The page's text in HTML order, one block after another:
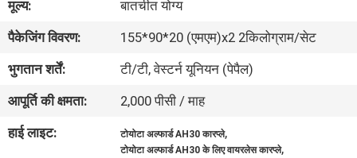
भ्रमण
गुणवत्ता
नियंत्रण
संपर्क
मूल्य:
बातचीत योग्य
पैकेजिंग विवरण:
155*90*20 (एमएम)x2 2किलोग्राम/सेट
भुगतान शर्तें:
टी/टी, वेस्टर्न यूनियन (पेपैल)
आपूर्ति की क्षमता:
2,000 पीसी / माह
हाई लाइट:
टोयोटा अल्फार्ड AH30 कारप्ले,
टोयोटा अल्फार्ड AH30 के लिए वायरलेस कारप्ले,